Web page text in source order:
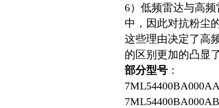
6）低频雷达与高
中，因此对抗粉尘
这些理由决定了高
的区别更加的凸显
部分型号 ：